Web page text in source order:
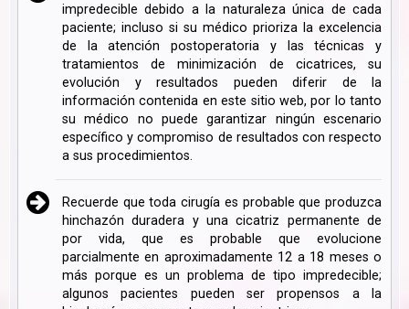
impredecible debido a la naturaleza única de cada
paciente; incluso si su médico prioriza la excelencia
de la atención postoperatoria y las técnicas y
tratamientos de minimización de cicatrices, su
evolución y resultados pueden diferir de la
información contenida en este sitio web, por lo tanto
su médico no puede garantizar ningún escenario
específico y compromiso de resultados con respecto
a sus procedimientos.
Recuerde que toda cirugía es probable que produzca
hinchazón duradera y una cicatriz permanente de
por vida, que es probable que evolucione
parcialmente en aproximadamente 12 a 18 meses o
más porque es un problema de tipo impredecible;
algunos pacientes pueden ser propensos a la